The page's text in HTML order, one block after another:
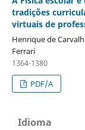
tradições
virtuais de
Henrique de
Ferrari
1364-1380
PDF/A
Idioma